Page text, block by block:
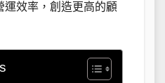
運效率，創造更高的顧